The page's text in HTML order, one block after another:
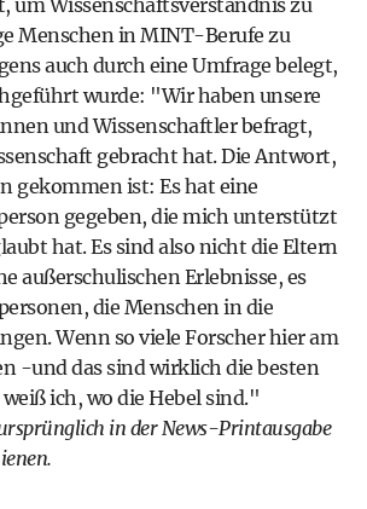
Menschen in MINT-Berufe zu
auch durch eine Umfrage belegt,
wurde: "Wir haben unsere
und Wissenschaftler befragt,
gebracht hat. Die Antwort,
gekommen ist: Es hat eine
gegeben, die mich unterstützt
hat. Es sind also nicht die Eltern
außerschulischen Erlebnisse, es
die Menschen in die
Wenn so viele Forscher hier am
-und das sind wirklich die besten
ich, wo die Hebel sind."
in der News-Printausgabe